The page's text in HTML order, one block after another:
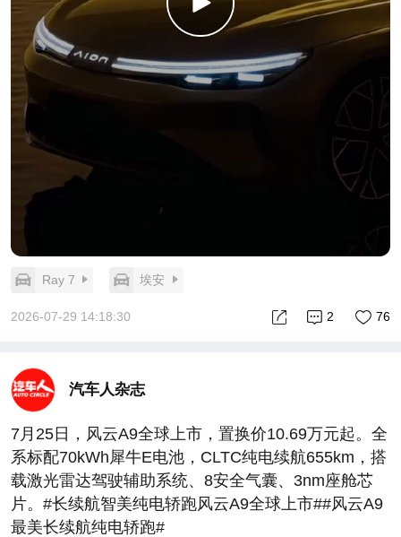
Ray 7 埃安
2026-07-29 14:18:30 76
2
汽车人杂志
7月25日，风云A9全球上市，置换价10.69万元起。全
系标配70kWh犀牛E电池，CLTC纯电续航655km，搭
载激光雷达驾驶辅助系统、8安全气囊、3nm座舱芯
片。#长续航智美纯电轿跑风云A9全球上市##风云A9
最美长续航纯电轿跑#